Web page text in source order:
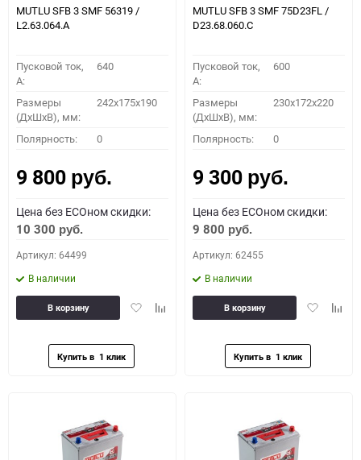
MUTLU SFB 3 SMF 56319 /
L2.63.064.А
Пусковой ток,
A:
640
Размеры
(ДхШхВ), мм:
242x175x190
Полярность: 0
9 800 руб.
Цена без ECOном скидки:
10 300 руб.
Артикул: 64499
В наличии
ДобавитьДобавить
В корзину
MUTLU SFB 3 SMF 75D23FL /
D23.68.060.C
Пусковой ток,
A:
600
Размеры
(ДхШхВ), мм:
230x172x220
Полярность: 0
9 300 руб.
Цена без ECOном скидки:
9 800 руб.
Артикул: 62455
В наличии
Добавить
В корзину